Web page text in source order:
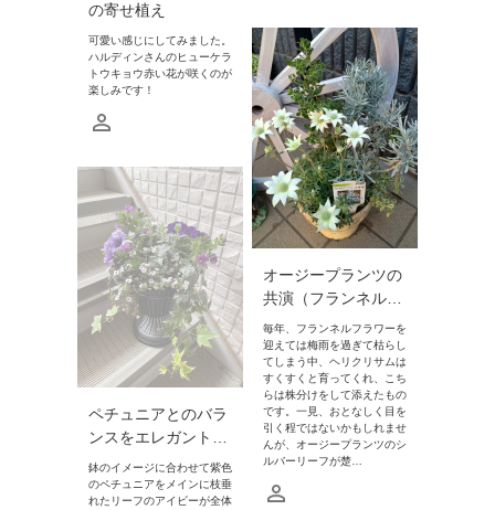
の寄せ植え
可愛い感じにしてみました。
ハルディンさんのヒューケラ
トウキョウ赤い花が咲くのが
楽しみです！
オージープランツの
共演（フランネル…
毎年、フランネルフラワーを
迎えては梅雨を過ぎて枯らし
てしまう中、ヘリクリサムは
すくすくと育ってくれ、こち
らは株分けをして添えたもの
です。一見、おとなしく目を
引く程ではないかもしれませ
んが、オージープランツのシ
ルバーリーフが楚…
ペチュニアとのバラ
ンスをエレガント…
鉢のイメージに合わせて紫色
のペチュニアをメインに枝垂
れたリーフのアイビーが全体